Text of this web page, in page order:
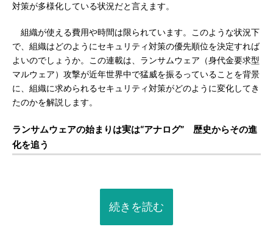
対策が多様化している状況だと言えます。
組織が使える費用や時間は限られています。このような状況下
で、組織はどのようにセキュリティ対策の優先順位を決定すれば
よいのでしょうか。この連載は、ランサムウェア（身代金要求型
マルウェア）攻撃が近年世界中で猛威を振るっていることを背景
に、組織に求められるセキュリティ対策がどのように変化してき
たのかを解説します。
ランサムウェアの始まりは実は“アナログ” 歴史からその進
化を追う
続きを読む